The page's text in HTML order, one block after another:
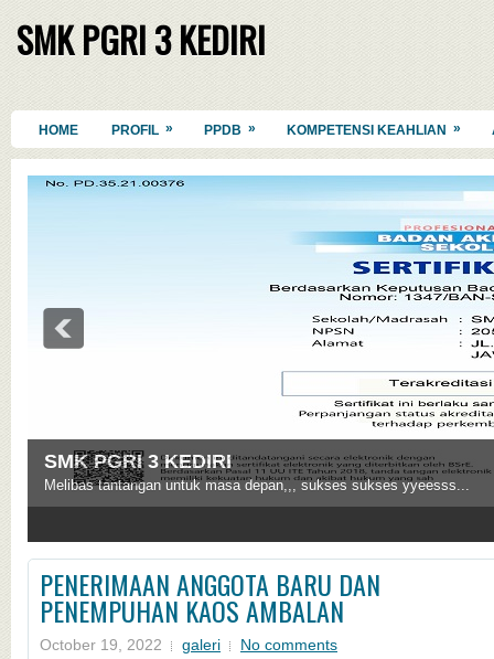
SMK PGRI 3 KEDIRI
HOME PROFIL » PPDB » KOMPETENSI KEAHLIAN »
SMK PGRI 3 KEDIRI
Melibas tantangan untuk masa depan,,, sukses sukses yyeesss...
PENERIMAAN ANGGOTA BARU DAN
PENEMPUHAN KAOS AMBALAN
October 19, 2022 galeri No comments